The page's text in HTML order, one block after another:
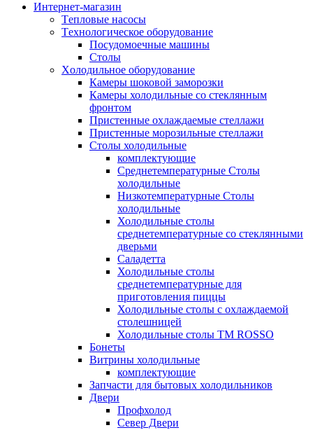
Интернет-магазин
Tепловые насосы
Tехнологическое оборудование
Посудомоечные машины
Столы
Xолодильное оборудование
Камеры шоковой заморозки
Камеры холодильные со стеклянным
фронтом
Пристенные охлаждаемые стеллажи
Пристенные морозильные стеллажи
Столы холодильные
комплектующие
Среднетемпературные Столы
холодильные
Низкотемпературные Столы
холодильные
Холодильные столы
среднетемпературные со стеклянными
дверьми
Саладетта
Холодильные столы
среднетемпературные для
приготовления пиццы
Холодильные столы с охлаждаемой
столешницей
Холодильные столы ТМ ROSSO
Бонеты
Витрины холодильные
комплектующие
Запчасти для бытовых холодильников
Двери
Профхолод
Север Двери